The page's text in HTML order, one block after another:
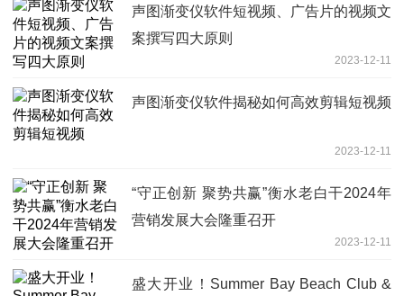
声图渐变仪软件短视频、广告片的视频文
案撰写四大原则
2023-12-11
声图渐变仪软件揭秘如何高效剪辑短视频
2023-12-11
“守正创新 聚势共赢”衡水老白干2024年
营销发展大会隆重召开
2023-12-11
盛大开业！Summer Bay Beach Club &